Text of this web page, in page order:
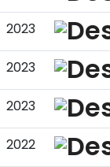
2023
2023
2023
2022